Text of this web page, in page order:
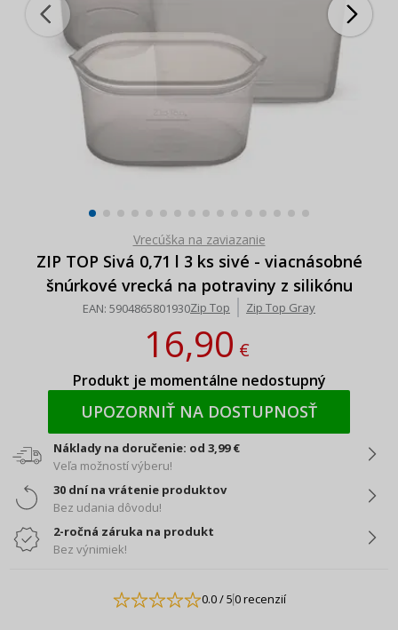
Vrecúška na zaviazanie
ZIP TOP Sivá 0,71 l 3 ks sivé - viacnásobné
šnúrkové vrecká na potraviny z silikónu
EAN: 5904865801930Zip Top Zip Top Gray
16,90€
Produkt je momentálne nedostupný
UPOZORNIŤ NA DOSTUPNOSŤ
Náklady na doručenie: od 3,99 €
Veľa možností výberu!
30 dní na vrátenie produktov
Bez udania dôvodu!
2-ročná záruka na produkt
Bez výnimiek!
0.0/ 50 recenzií